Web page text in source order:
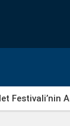
Festivali’nin